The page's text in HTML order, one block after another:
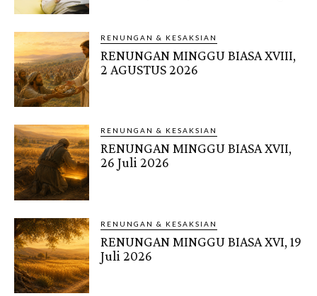
RENUNGAN & KESAKSIAN
RENUNGAN MINGGU BIASA XVIII,
2 AGUSTUS 2026
RENUNGAN & KESAKSIAN
RENUNGAN MINGGU BIASA XVII,
26 Juli 2026
RENUNGAN & KESAKSIAN
RENUNGAN MINGGU BIASA XVI, 19
Juli 2026